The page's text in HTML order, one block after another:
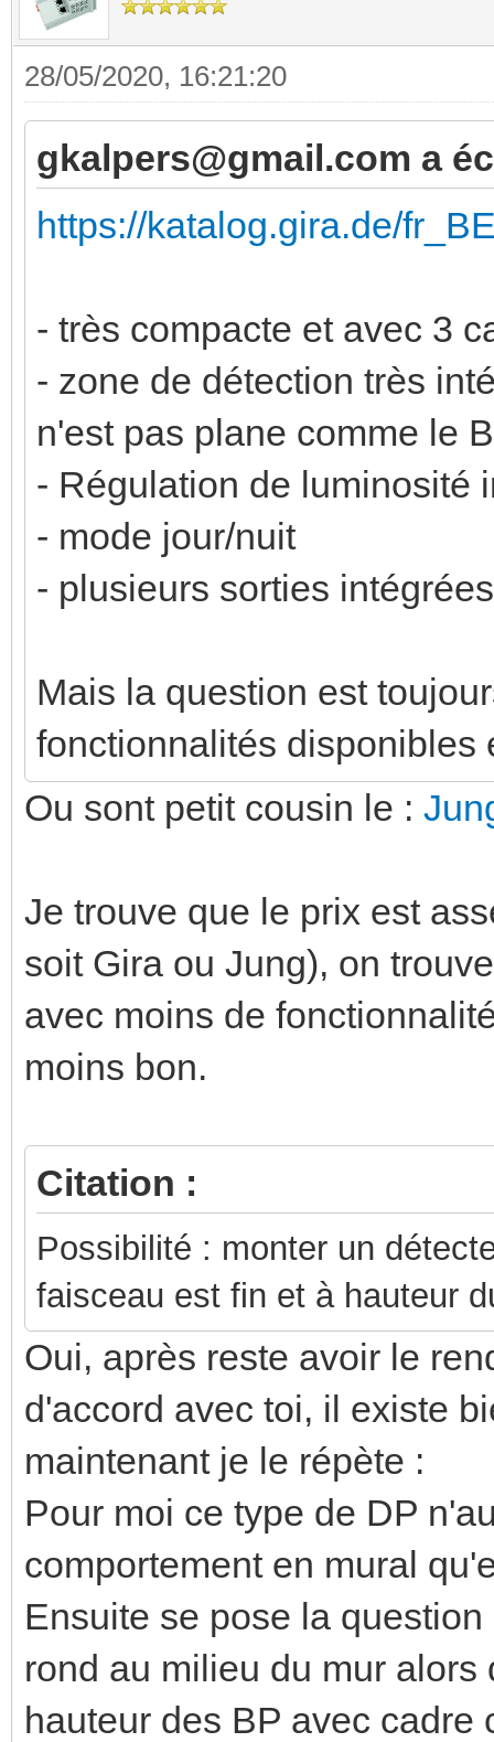
28/05/2020, 16:21:20
gkalpers@gmail.com a
https://katalog.gira.de/
- très compacte et avec 3
- zone de détection très
n'est pas plane comme le
- Régulation de luminosité
- mode jour/nuit
- plusieurs sorties intégrées
Mais la question est
fonctionnalités disponibles
Ou sont petit cousin le :
Je trouve que le prix est
soit Gira ou Jung), on
avec moins de
moins bon.
Citation :
Possibilité : monter un
faisceau est fin et à hauteur
Oui, après reste avoir le
d'accord avec toi, il existe
maintenant je le répète :
Pour moi ce type de DP
comportement en mural
Ensuite se pose la
rond au milieu du mur
hauteur des BP avec cadre